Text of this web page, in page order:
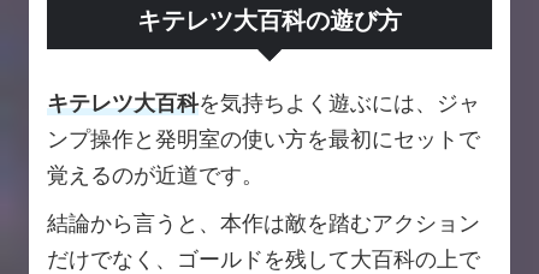
キテレツ大百科の遊び方
キテレツ大百科を気持ちよく遊ぶには、ジャ
ンプ操作と発明室の使い方を最初にセットで
覚えるのが近道です。
結論から言うと、本作は敵を踏むアクション
だけでなく、ゴールドを残して大百科の上で